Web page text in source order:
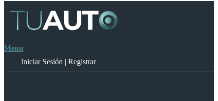
Menu
Iniciar Sesión | Registrar